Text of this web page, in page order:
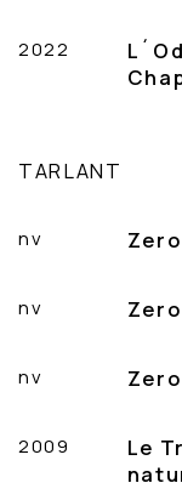
2022
TARLANT
nv
nv
nv
2009
Le